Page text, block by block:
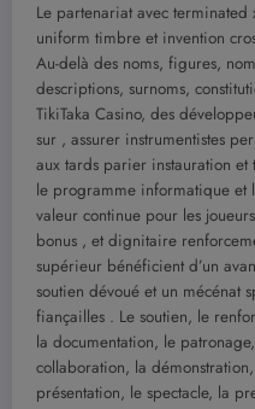
Le partenariat avec
uniform timbre et invention
Au-delà des noms, figures,
descriptions, surnoms,
TikiTaka Casino, des
sur , assurer instrumentistes
aux tards parier instauration et
le programme informatique et
valeur continue pour les
bonus , et dignitaire
supérieur bénéficient d’un
soutien dévoué et un
fiançailles . Le soutien, le
la documentation, le
collaboration, la
présentation, le spectacle, la